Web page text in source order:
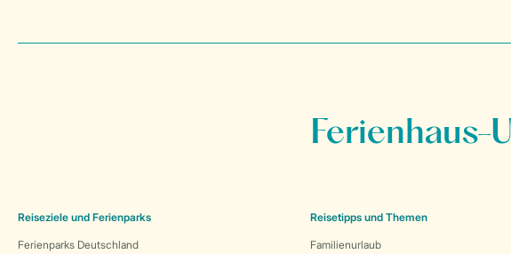
Ferienhaus-
Reiseziele und Ferienparks
Ferienparks Deutschland
Reisetipps und Themen
Familienurlaub